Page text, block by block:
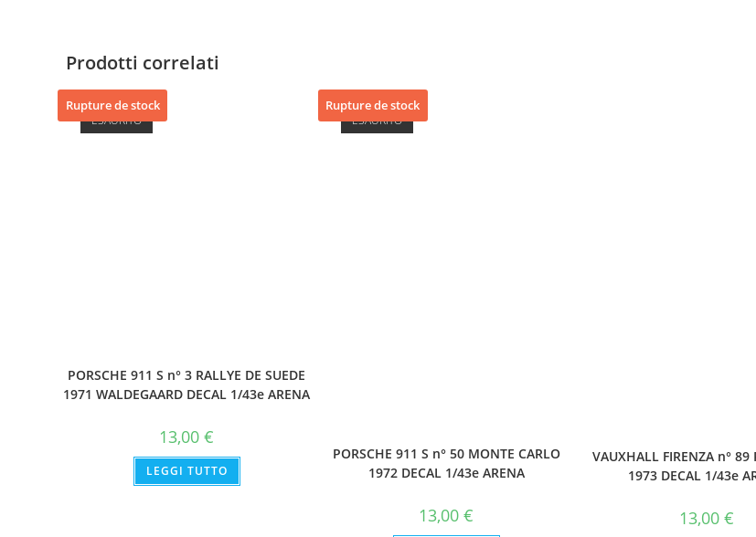
Prodotti correlati
Rupture de stock
ESAURITO
PORSCHE 911 S n° 3 RALLYE DE SUEDE
1971 WALDEGAARD DECAL 1/43e ARENA
13,00€
LEGGI TUTTO
Rupture de stock
ESAURITO
PORSCHE 911 S n° 50 MONTE CARLO
1972 DECAL 1/43e ARENA
13,00€
VAUXHALL FIRENZA n° 89
1973 DECAL 1/43e
13,00 €